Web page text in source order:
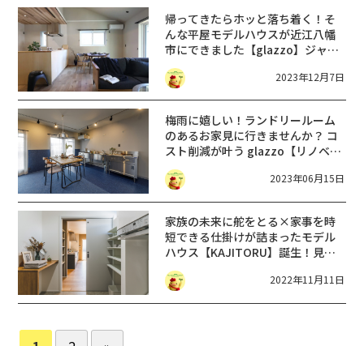
帰ってきたらホッと落ち着く！そ
んな平屋モデルハウスが近江八幡
市にできました【glazzo】ジャパ
ンディスタイルのお家
2023年12月7日
梅雨に嬉しい！ランドリールーム
のあるお家見に行きませんか？ コ
スト削減が叶う glazzo【リノベマ
ンション見学会】6月17日スタート
in 大津市
2023年06月15日
家族の未来に舵をとる×家事を時
短できる仕掛けが詰まったモデル
ハウス【KAJITORU】誕生！見学
予約受付中in滋賀県愛知郡
【glazzo】
2022年11月11日